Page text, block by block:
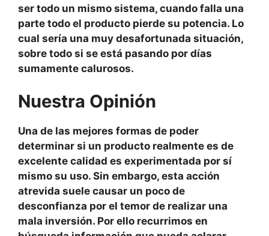
ser todo un mismo sistema, cuando falla una
parte todo el producto pierde su potencia. Lo
cual sería una muy desafortunada situación,
sobre todo si se está pasando por días
sumamente calurosos.
Nuestra Opinión
Una de las mejores formas de poder
determinar si un producto realmente es de
excelente calidad es experimentada por sí
mismo su uso. Sin embargo, esta acción
atrevida suele causar un poco de
desconfianza por el temor de realizar una
mala inversión. Por ello recurrimos en